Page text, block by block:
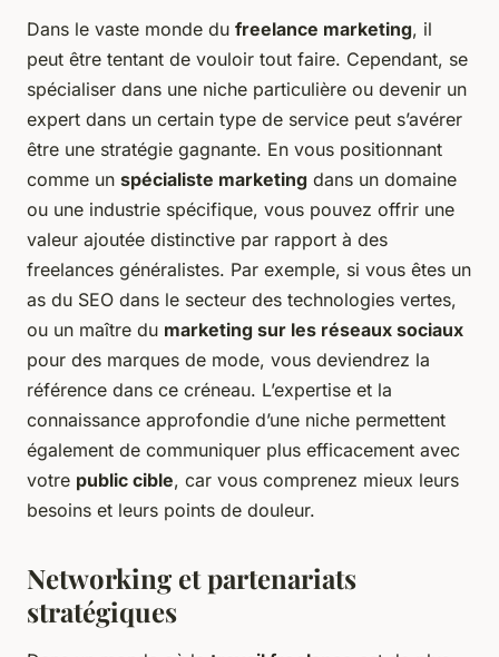
Dans le vaste monde du freelance marketing, il
peut être tentant de vouloir tout faire. Cependant, se
spécialiser dans une niche particulière ou devenir un
expert dans un certain type de service peut s’avérer
être une stratégie gagnante. En vous positionnant
comme un spécialiste marketing dans un domaine
ou une industrie spécifique, vous pouvez offrir une
valeur ajoutée distinctive par rapport à des
freelances généralistes. Par exemple, si vous êtes un
as du SEO dans le secteur des technologies vertes,
ou un maître du marketing sur les réseaux sociaux
pour des marques de mode, vous deviendrez la
référence dans ce créneau. L’expertise et la
connaissance approfondie d’une niche permettent
également de communiquer plus efficacement avec
votre public cible, car vous comprenez mieux leurs
besoins et leurs points de douleur.
Networking et partenariats
stratégiques